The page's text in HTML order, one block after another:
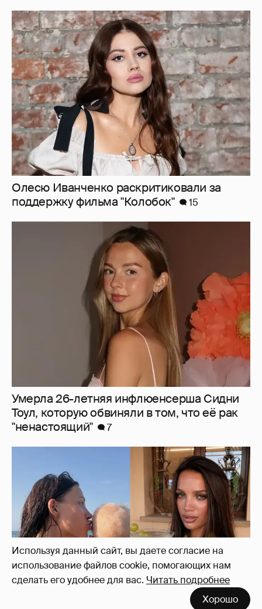
Используя данный сайт, вы даете согласие на
использование файлов cookie, помогающих нам
сделать его удобнее для вас. Читать подробнее
Хорошо
Олесю Иванченко раскритиковали за
поддержку фильма "Колобок"
15
Умерла 26-летняя инфлюенсерша Сидни
Тоул, которую обвиняли в том, что её рак
"ненастоящий"
7